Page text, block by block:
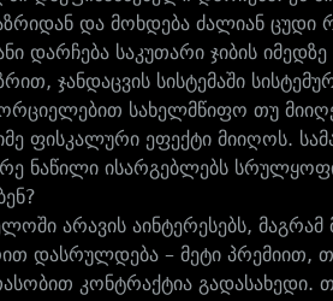
და მოხდება ძალიან
დარჩება საკუთარი ჯიბის
ჯანდაცვის სისტემაში
სახელმწიფო თუ
ფისკალური ეფექტი მიიღოს.
ნაწილი ისარგებლებს
არავის აინტერესებს,
დასრულდება – მეტი პრემიით,
კონტრაქტია გადასახედი.